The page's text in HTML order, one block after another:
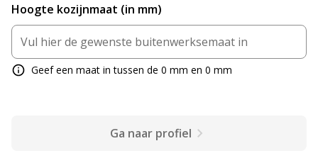
Hoogte kozijnmaat (in mm)
Geef een maat in tussen de 0 mm en 0 mm
Ga naar profiel